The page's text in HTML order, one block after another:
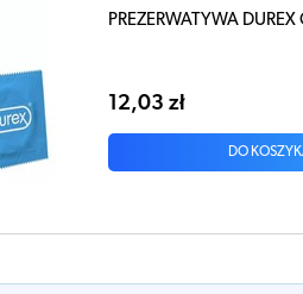
Durex Pleasuremax
14,36 zł
DO